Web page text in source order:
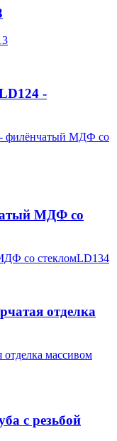
-
МДФ со
LD134
отделка
с резьбой